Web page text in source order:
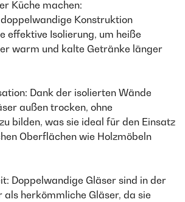
Küche machen:
Konstruktion
effektive Isolierung, um heiße
warm und kalte Getränke länger
Dank der isolierten Wände
außen trocken, ohne
bilden, was sie ideal für den Einsatz
Oberflächen wie Holzmöbeln
Doppelwandige Gläser sind in der
als herkömmliche Gläser, da sie